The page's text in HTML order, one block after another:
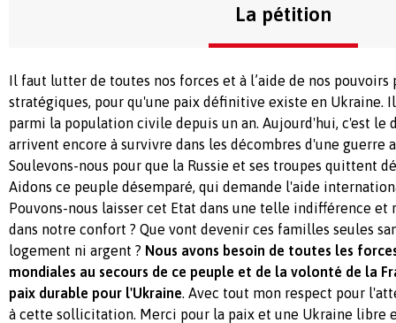
La pétition
Il faut lutter de toutes nos forces et à l’aide de nos
stratégiques, pour qu'une paix définitive existe en Ukraine.
parmi la population civile depuis un an. Aujourd'hui, c'est le
arrivent encore à survivre dans les décombres d'une guerre
Soulevons-nous pour que la Russie et ses troupes quittent
Aidons ce peuple désemparé, qui demande l'aide
Pouvons-nous laisser cet Etat dans une telle indifférence et
dans notre confort ? Que vont devenir ces familles seules
logement ni argent ? Nous avons besoin de toutes les
mondiales au secours de ce peuple et de la volonté de la
paix durable pour l'Ukraine. Avec tout mon respect pour
à cette sollicitation. Merci pour la paix et une Ukraine libre